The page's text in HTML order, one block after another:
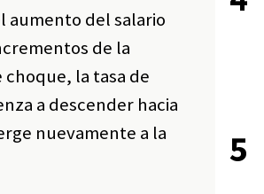
aumento del salario
de la
la tasa de
a descender hacia
nuevamente a la